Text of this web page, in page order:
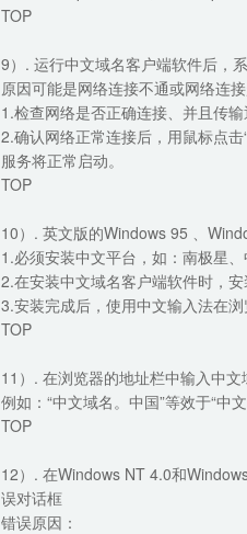
TOP
9）. 运行中文域名客户端软件后，
原因可能是网络连接不通或网络连
1.检查网络是否正确连接、并且传
2.确认网络正常连接后，用鼠标点
服务将正常启动。
TOP
10）. 英文版的Windows 95 、
1.必须安装中文平台，如：南极星
2.在安装中文域名客户端软件时，
3.安装完成后，使用中文输入法在
TOP
11）. 在浏览器的地址栏中输入中
例如：“中文域名。中国”等效于“中
TOP
12）. 在Windows NT 4.0和
误对话框
错误原因：